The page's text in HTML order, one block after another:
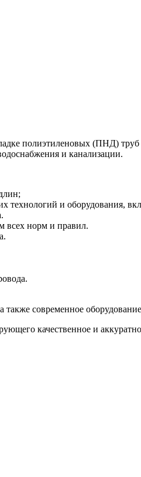
полиэтиленовых (ПНД)
и канализации.
и оборудования,
всех норм и правил.
современное
качественное и